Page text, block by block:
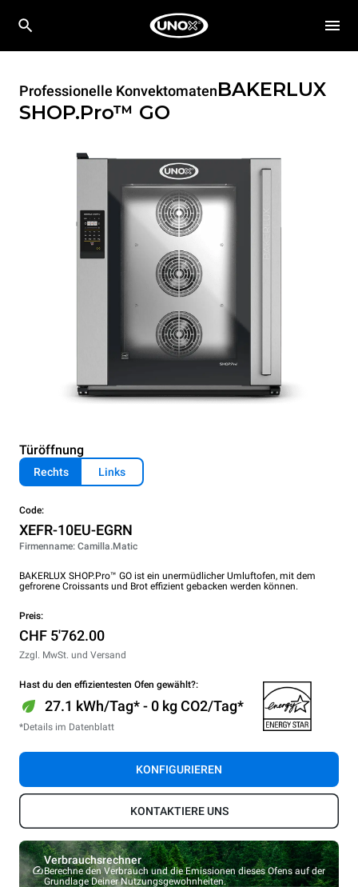
Professionelle KonvektomatenBAKERLUX
SHOP.Pro™ GO
Türöffnung
Rechts Links
Code:
XEFR-10EU-EGRN
Firmenname: Camilla.Matic
BAKERLUX SHOP.Pro™ GO ist ein unermüdlicher Umluftofen, mit dem
gefrorene Croissants und Brot effizient gebacken werden können.
Preis:
CHF 5'762.00
Zzgl. MwSt. und Versand
Hast du den effizientesten Ofen gewählt?:
27.1 kWh/Tag* - 0 kg CO2/Tag*
*Details im Datenblatt
KONFIGURIEREN
KONTAKTIERE UNS
Verbrauchsrechner
Berechne den Verbrauch und die Emissionen dieses Ofens auf der
Grundlage Deiner Nutzungsgewohnheiten.